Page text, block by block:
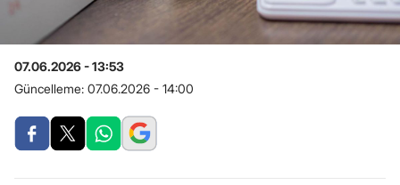
07.06.2026 - 13:53
Güncelleme: 07.06.2026 - 14:00